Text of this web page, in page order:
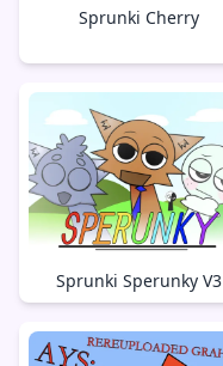
Sprunki Cherry
Sprunki Sperunky V3